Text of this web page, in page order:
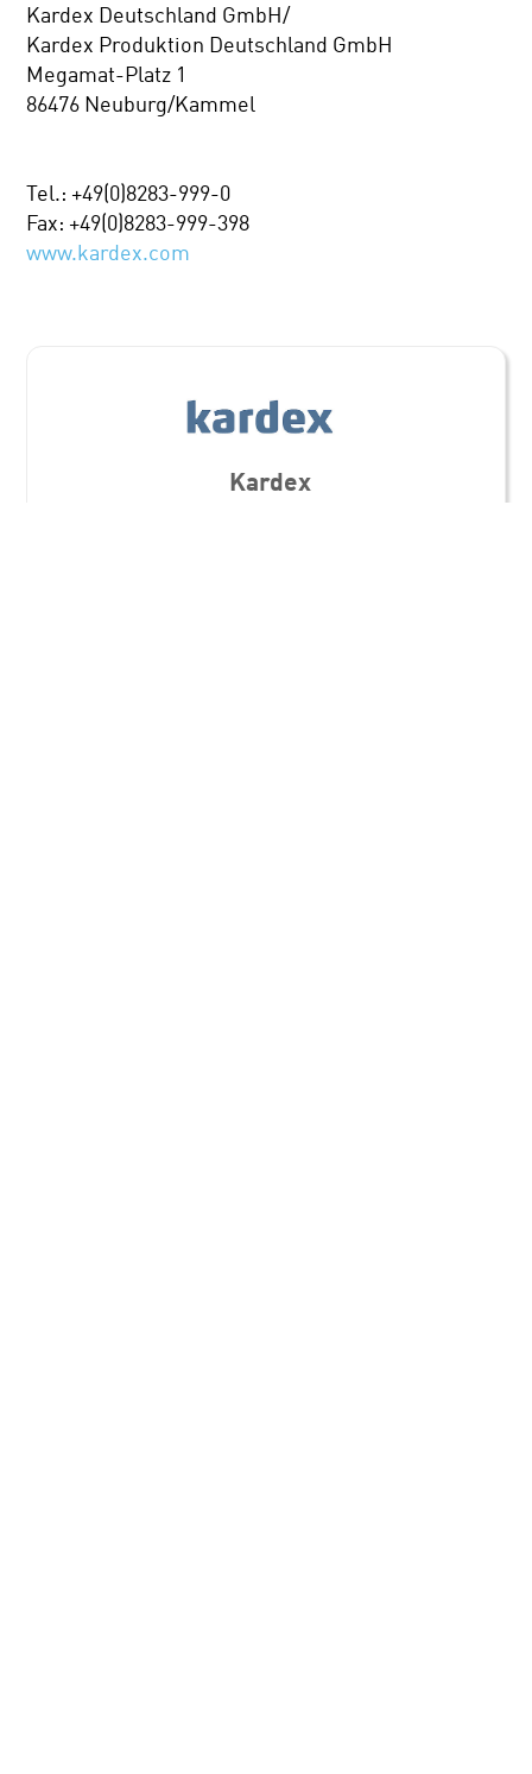
Kardex Deutschland GmbH/
Kardex Produktion Deutschland GmbH
Megamat-Platz 1
86476 Neuburg/Kammel
Tel.: +49(0)8283-999-0
Fax: +49(0)8283-999-398
www.kardex.com
Kardex